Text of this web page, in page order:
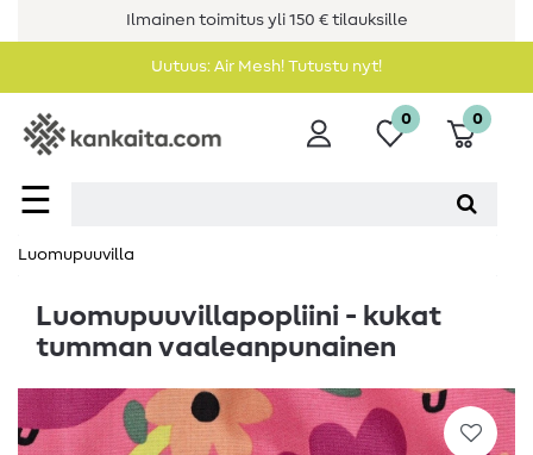
Ilmainen toimitus yli 150 € tilauksille
Uutuus: Air Mesh! Tutustu nyt!
☰
0 0
Luomupuuvilla
Luomupuuvillapopliini - kukat
tumman vaaleanpunainen